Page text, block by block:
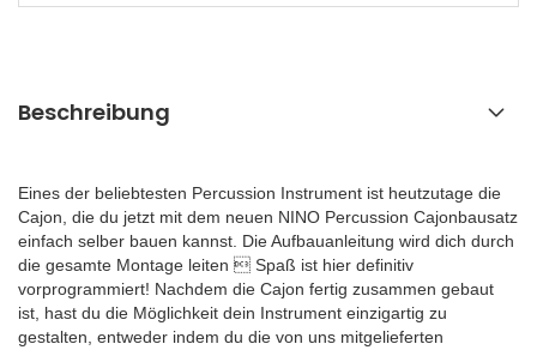
Beschreibung
Eines der beliebtesten Percussion Instrument ist heutzutage die
Cajon, die du jetzt mit dem neuen NINO Percussion Cajonbausatz
einfach selber bauen kannst. Die Aufbauanleitung wird dich durch
die gesamte Montage leiten  Spaß ist hier definitiv
vorprogrammiert! Nachdem die Cajon fertig zusammen gebaut
ist, hast du die Möglichkeit dein Instrument einzigartig zu
gestalten, entweder indem du die von uns mitgelieferten